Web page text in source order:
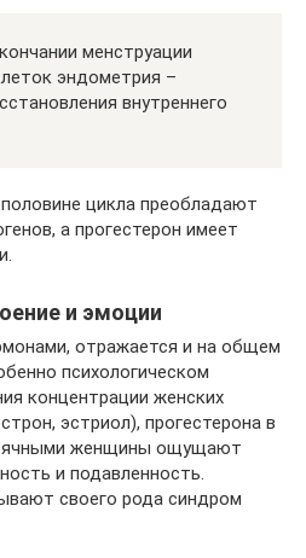
менструации
эндометрия –
внутреннего
цикла преобладают
а прогестерон имеет
и эмоции
отражается и на общем
психологическом
концентрации женских
эстриол), прогестерона в
женщины ощущают
и подавленность.
своего рода синдром